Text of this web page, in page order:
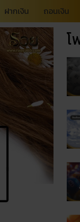
ฝากเงิน ถอนเงิน
โ